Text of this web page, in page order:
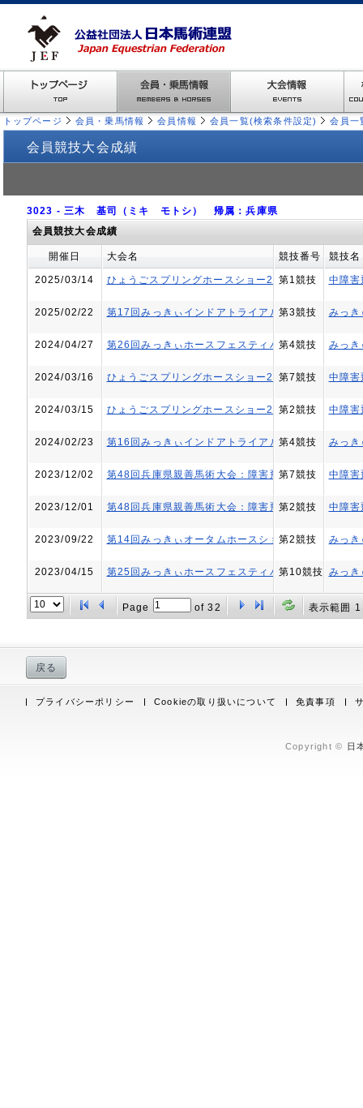
トップページ 会員・乗馬情報 会員情報 会員一覧(検索条件設定) 会員一
会員競技大会成績
3023 - 三木 基司（ミキ モトシ） 帰属：兵庫県
会員競技大会成績
開催日 大会名 競技番号 競技名
2025/03/14 ひょうごスプリングホースショー2025（障害飛越競
第1競技 中障
2025/02/22 第17回みっきぃインドアトライアル第3競技 みっ
2024/04/27 第26回みっきぃホースフェスティバル馬術大会
第4競技 みっ
2024/03/16 ひょうごスプリングホースショー2024（障害飛越競
第7競技 中障
2024/03/15 ひょうごスプリングホースショー2024（障害飛越競
第2競技 中障
2024/02/23 第16回みっきぃインドアトライアル第4競技 みっ
2023/12/02 第48回兵庫県親善馬術大会：障害飛越競技会 第
第7競技 中障
2023/12/01 第48回兵庫県親善馬術大会：障害飛越競技会 第
第2競技 中障
2023/09/22 第14回みっきぃオータムホースショー第2競技 みっ
2023/04/15 第25回みっきぃホースフェスティバル馬術大会
第10競技 みっ
Page of32 表示範囲
戻る
プライバシーポリシー Cookieの取り扱いについて 免責事項
Copyright © 日